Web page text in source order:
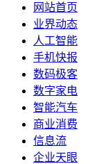
网站首页
业界动态
人工智能
手机快报
数码极客
数字家电
智能汽车
商业消费
信息流
企业天眼